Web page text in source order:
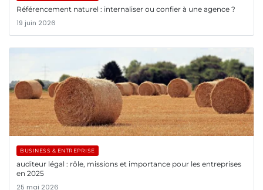
Référencement naturel : internaliser ou confier à une agence ?
19 juin 2026
BUSINESS & ENTREPRISE
auditeur légal : rôle, missions et importance pour les entreprises
en 2025
25 mai 2026